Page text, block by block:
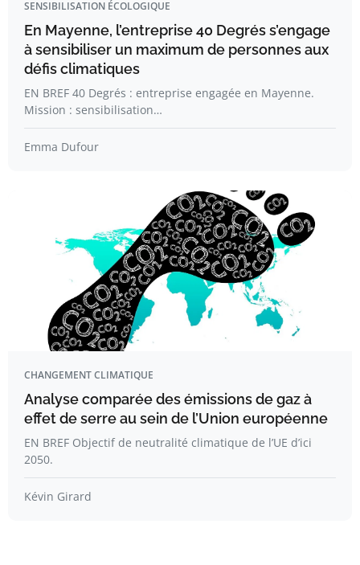
SENSIBILISATION ÉCOLOGIQUE
En Mayenne, l’entreprise 40 Degrés s’engage
à sensibiliser un maximum de personnes aux
défis climatiques
EN BREF 40 Degrés : entreprise engagée en Mayenne.
Mission : sensibilisation…
Emma Dufour
CHANGEMENT CLIMATIQUE
Analyse comparée des émissions de gaz à
effet de serre au sein de l’Union européenne
EN BREF Objectif de neutralité climatique de l’UE d’ici
2050.
Kévin Girard